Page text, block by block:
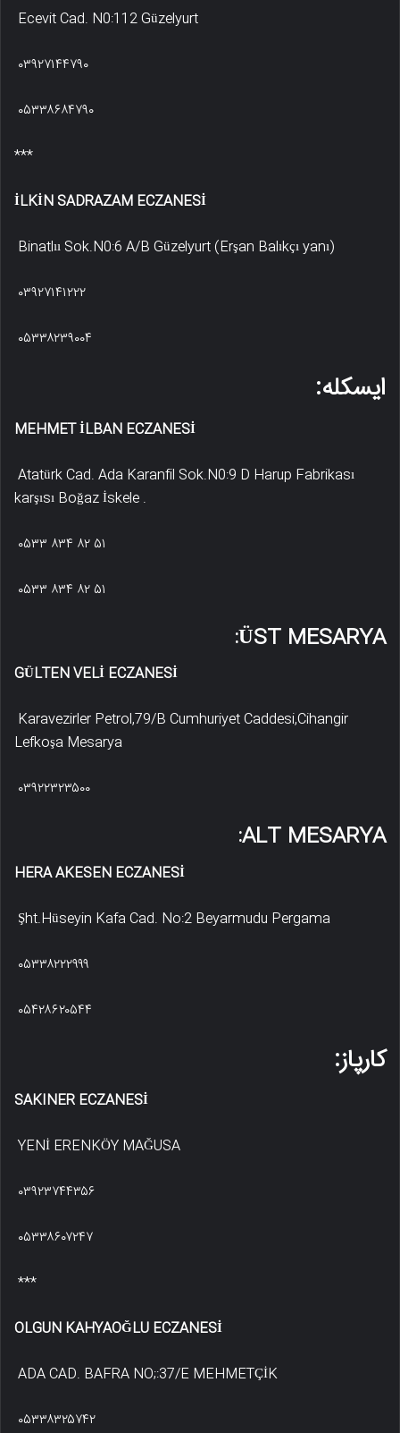
Ecevit Cad. N0:112 Güzelyurt
۰۳۹۲۷۱۴۴۷۹۰
۰۵۳۳۸۶۸۴۷۹۰
***
İLKİN SADRAZAM ECZANESİ
Binatlıı Sok.N0:6 A/B Güzelyurt (Erşan Balıkçı yanı)
۰۳۹۲۷۱۴۱۲۲۲
۰۵۳۳۸۲۳۹۰۰۴
ایسکله:
MEHMET İLBAN ECZANESİ
Atatürk Cad. Ada Karanfil Sok.N0:9 D Harup Fabrikası
karşısı Boğaz İskele .
۰۵۳۳ ۸۳۴ ۸۲ ۵۱
۰۵۳۳ ۸۳۴ ۸۲ ۵۱
ÜST MESARYA:
GÜLTEN VELİ ECZANESİ
Karavezirler Petrol,79/B Cumhuriyet Caddesi,Cihangir
Lefkoşa Mesarya
۰۳۹۲۲۳۲۳۵۰۰
ALT MESARYA:
HERA AKESEN ECZANESİ
Şht.Hüseyin Kafa Cad. No:2 Beyarmudu Pergama
۰۵۳۳۸۲۲۲۹۹۹
۰۵۴۲۸۶۲۰۵۴۴
کارپاز:
SAKINER ECZANESİ
YENİ ERENKÖY MAĞUSA
۰۳۹۲۳۷۴۴۳۵۶
۰۵۳۳۸۶۰۷۲۴۷
***
OLGUN KAHYAOĞLU ECZANESİ
ADA CAD. BAFRA NO;:37/E MEHMETÇİK
۰۵۳۳۸۳۲۵۷۴۲